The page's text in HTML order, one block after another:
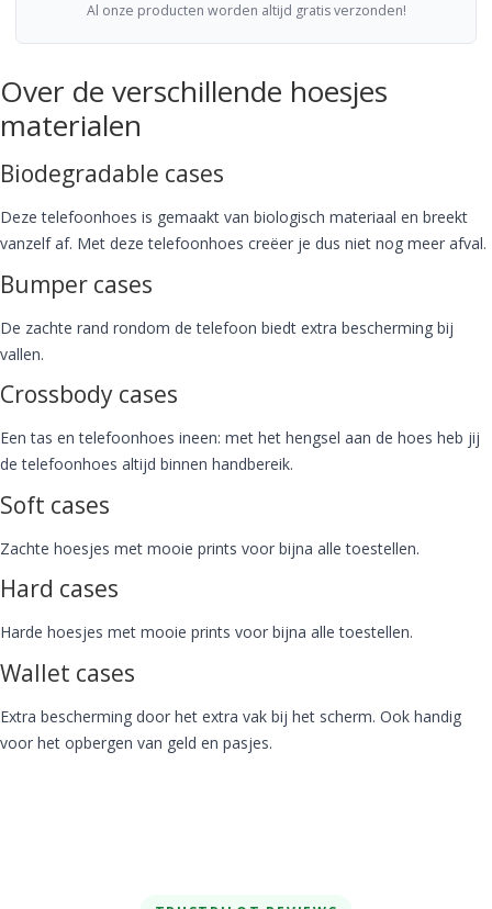
Al onze producten worden altijd gratis verzonden!
Over de verschillende hoesjes
materialen
Biodegradable cases
Deze telefoonhoes is gemaakt van biologisch materiaal en breekt
vanzelf af. Met deze telefoonhoes creëer je dus niet nog meer afval.
Bumper cases
De zachte rand rondom de telefoon biedt extra bescherming bij
vallen.
Crossbody cases
Een tas en telefoonhoes ineen: met het hengsel aan de hoes heb jij
de telefoonhoes altijd binnen handbereik.
Soft cases
Zachte hoesjes met mooie prints voor bijna alle toestellen.
Hard cases
Harde hoesjes met mooie prints voor bijna alle toestellen.
Wallet cases
Extra bescherming door het extra vak bij het scherm. Ook handig
voor het opbergen van geld en pasjes.